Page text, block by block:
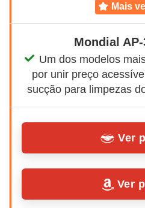
mais
Mondial AP-
Um dos modelos
por unir preço
sucção para limpezas
Ver
Ver